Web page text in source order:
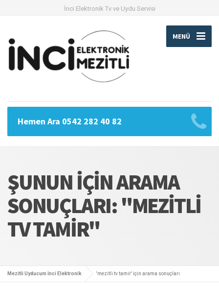
İnci Elektronik Tv ve Uydu Servisi
MENÜ
Hemen Ara 0542 282 40 82
ŞUNUN İÇIN ARAMA
SONUÇLARI: "MEZITLI
TV TAMIR"
Mezitli Uyducum İnci Elektronik 'mezitli tv tamir' için arama sonuçları